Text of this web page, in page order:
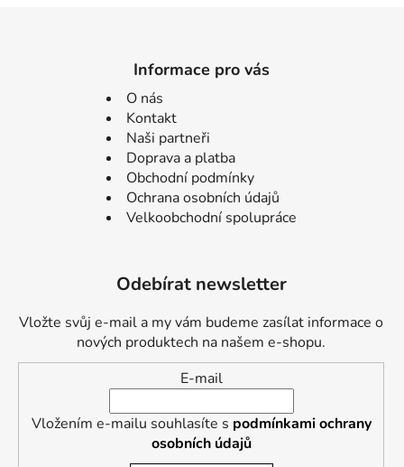
Informace pro vás
O nás
Kontakt
Naši partneři
Doprava a platba
Obchodní podmínky
Ochrana osobních údajů
Velkoobchodní spolupráce
Odebírat newsletter
Vložte svůj e-mail a my vám budeme zasílat informace o
nových produktech na našem e-shopu.
E-mail
Vložením e-mailu souhlasíte s podmínkami ochrany
osobních údajů